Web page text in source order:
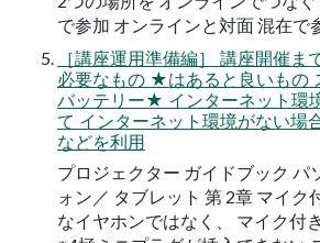
で参加 オンラインと対面 混在で
［講座運用準備編］ 講座開催ま
必要なもの ★はあると良いもの
バッテリー★ インターネット環
て インターネット環境がない
などを利用
プロジェクター ガイドブック パ
ォン／ タブレット 第 2章 マイク
なイヤホンではなく、 マイク付